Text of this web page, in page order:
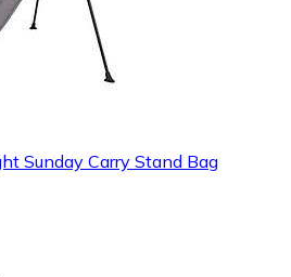
Sunday Carry Stand Bag